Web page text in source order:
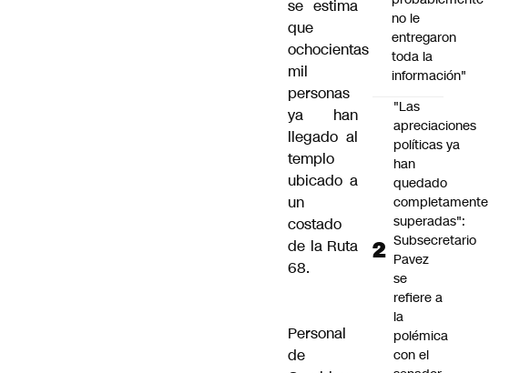
se estima
que
ochocientas
mil
personas
ya han
llegado al
templo
ubicado a
un
costado
de la Ruta
68.
Personal
de
no le
entregaron
toda la
información"
"Las
apreciaciones
políticas ya
han
quedado
completamente
superadas":
Subsecretario
Pavez
se
refiere a
la
polémica
con el